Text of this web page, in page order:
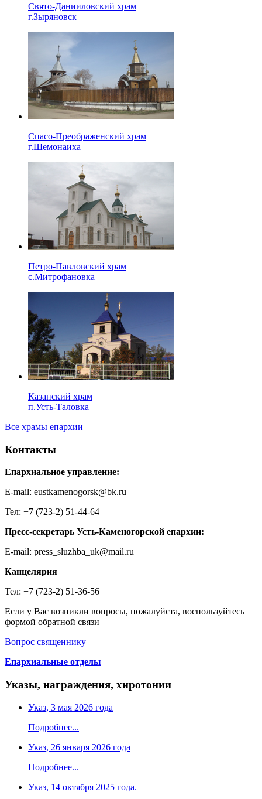
Свято-Данииловский храм
г.Зыряновск
Спасо-Преображенский храм
г.Шемонаиха
Петро-Павловский храм
с.Митрофановка
Казанский храм
п.Усть-Таловка
Все храмы епархии
Контакты
Епархиальное управление:
E-mail: eustkamenogorsk@bk.ru
Тел: +7 (723-2) 51-44-64
Пресс-секретарь Усть-Каменогорской епархии:
E-mail: press_sluzhba_uk@mail.ru
Канцелярия
Тел: +7 (723-2) 51-36-56
Если у Вас возникли вопросы, пожалуйста, воспользуйтесь
формой обратной связи
Вопрос священнику
Епархиальные отделы
Указы, награждения, хиротонии
Указ, 3 мая 2026 года
Подробнее...
Указ, 26 января 2026 года
Подробнее...
Указ, 14 октября 2025 года.